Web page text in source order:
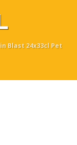
Blast 24x33cl Pet